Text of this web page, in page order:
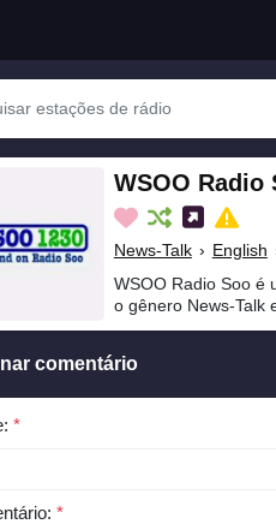
WSOO Radio
News-Talk › English
WSOO Radio Soo é
o gênero News-Talk
comentário
*
*